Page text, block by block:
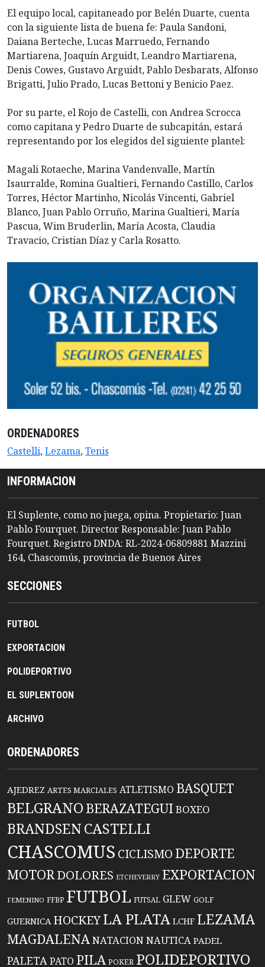
El equipo local, capitaneado por Belén Duarte, cuenta
con la siguiente lista de buena fe: Paula Sandoni,
Daiana Berteche, Lucas Marruedo, Fernando
Martiarena, Joaquín Arguidt, Leandro Martiarena,
Denis Cowes, Gustavo Arguidt, Pablo Desbarats, Alfonso
Brigatti, Julio Prado, Lucas Bettoni y Benicio Paez.
Por su parte, el Rojo de Castelli, con Andrea Scrocca
como capitana y Pedro Duarte de subcapitán, estará
representando por los elegidos del siguiente plantel:
Magali Rotaeche, Marina Vandenvalle, Martín
Isaurralde, Romina Gualtieri, Fernando Castillo, Carlos
Torres, Héctor Martinho, Nicolás Vincenti, Gabriel
Blanco, Juan Pablo Orruño, Marina Gualtieri, María
Pascua, Wim Bruderlin, María Acosta, Claudia
Travacio, Cristian Díaz y Carla Rosatto.
ORDENADORES
Castelli,Lezama,Tenis
INFORMACION
El Suplente, como no juega, opina. Propietario: Juan
Pablo Fourquet. Director Responsable: Juan Pablo
Fourquet. Registro DNDA: RL-2024-06809881 Mazzini
164, Chascomús, provincia de Buenos Aires
SECCIONES
FUTBOL
EXPORTACION
POLIDEPORTIVO
EL SUPLENTOON
ARCHIVO
ORDENADORES
AJEDREZ ARTES MARCIALES ATLETISMO BASQUET
BELGRANO BERAZATEGUIBOXEO
BRANDSENCASTELLI
CHASCOMUS CICLISMO DEPORTE
MOTORDOLORES ETCHEVERRY EXPORTACION
FEMENINO FFBP FUTBOL FUTSAL GLEW GOLF
GUERNICA HOCKEYLA PLATA LCHF LEZAMA
MAGDALENANATACIONNAUTICA PADEL
PALETAPATO PILA POKER POLIDEPORTIVO